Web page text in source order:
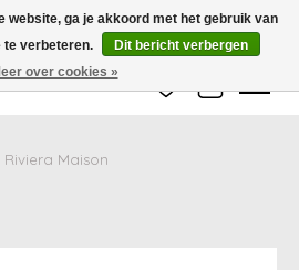
tot en met 25 januari. Houd er rekening mee
in deze periode langer kan zijn dan
Verlanglijst
Maison
website, ga je akkoord met het gebruik van
te verbeteren.
Dit bericht verbergen
over cookies »